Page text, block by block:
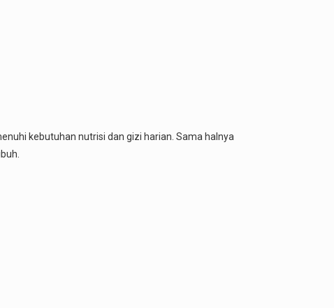
kebutuhan nutrisi dan gizi harian. Sama halnya